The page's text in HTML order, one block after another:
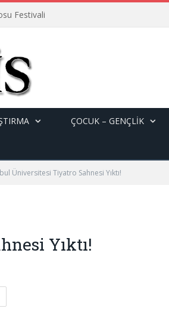
Festivali
ÇOCUK – GENÇLIK
Üniversitesi Tiyatro Sahnesi Yıktı!
Yıktı!